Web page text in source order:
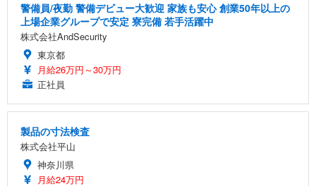
警備員/夜勤 警備デビュー大歓迎 家族も安心 創業50年以上の
上場企業グループで安定 寮完備 若手活躍中
株式会社AndSecurity
東京都
月給26万円～30万円
正社員
製品の寸法検査
株式会社平山
神奈川県
月給24万円